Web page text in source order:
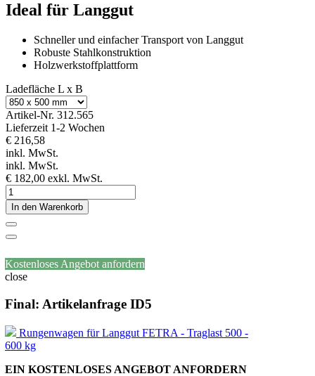
Ideal für Langgut
Schneller und einfacher Transport von Langgut
Robuste Stahlkonstruktion
Holzwerkstoffplattform
Ladefläche L x B
Artikel-Nr. 312.565
Lieferzeit 1-2 Wochen
€ 216,58
inkl. MwSt.
inkl. MwSt.
€ 182,00 exkl. MwSt.
In den Warenkorb
Kostenloses Angebot anfordern
close
Final: Artikelanfrage ID5
Rungenwagen für Langgut FETRA - Traglast 500 -
600 kg
EIN KOSTENLOSES ANGEBOT ANFORDERN